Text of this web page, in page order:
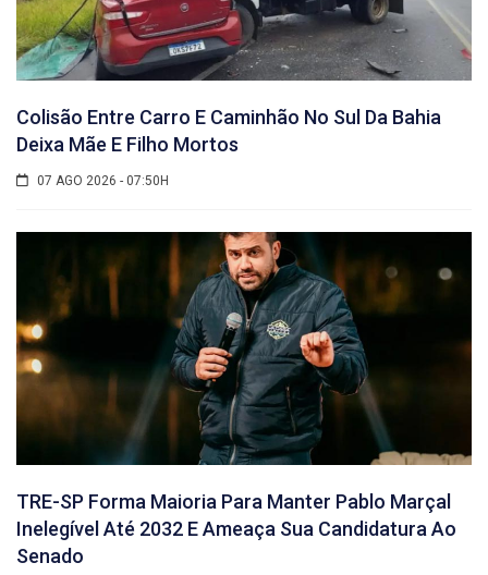
Colisão Entre Carro E Caminhão No Sul Da Bahia
Deixa Mãe E Filho Mortos
07 AGO 2026 - 07:50H
TRE-SP Forma Maioria Para Manter Pablo Marçal
Inelegível Até 2032 E Ameaça Sua Candidatura Ao
Senado